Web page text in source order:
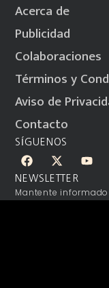
Acerca de
Publicidad
Colaboraciones
Términos y
Aviso de
Contacto
SÍGUENOS
NEWSLETTER
Mantente